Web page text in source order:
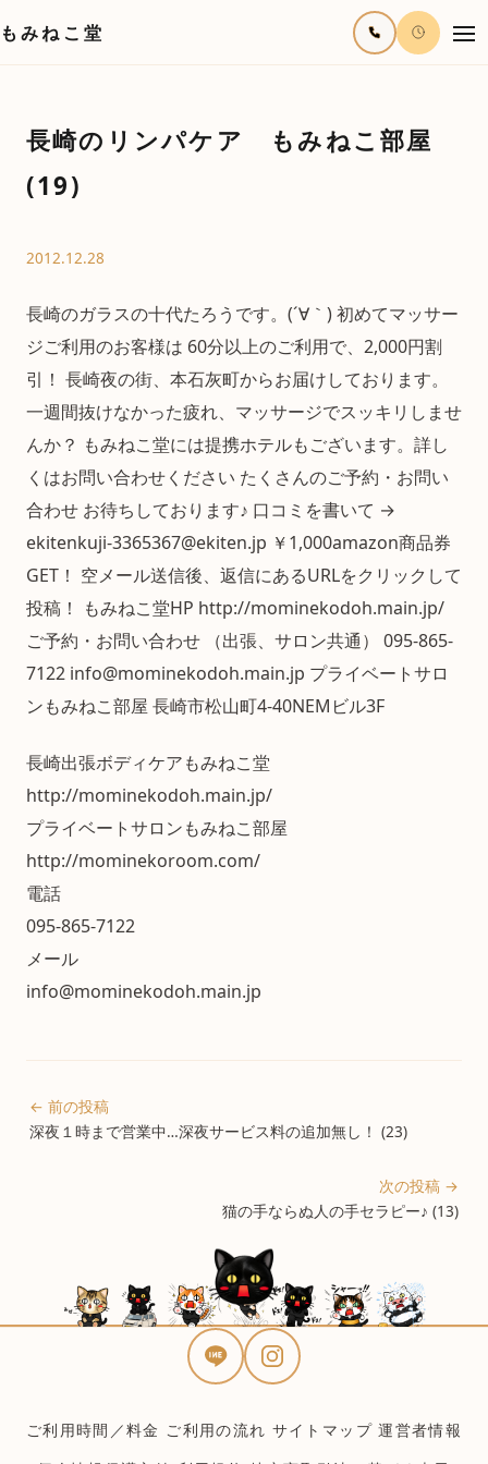
もみねこ堂
長崎のリンパケア もみねこ部屋
(19)
2012.12.28
長崎のガラスの十代たろうです。(´∀｀) 初めてマッサー
ジご利用のお客様は 60分以上のご利用で、2,000円割
引！ 長崎夜の街、本石灰町からお届けしております。
一週間抜けなかった疲れ、マッサージでスッキリしませ
んか？ もみねこ堂には提携ホテルもございます。詳し
くはお問い合わせください たくさんのご予約・お問い
合わせ お待ちしております♪ 口コミを書いて →
ekitenkuji-3365367@ekiten.jp ￥1,000amazon商品券
GET！ 空メール送信後、返信にあるURLをクリックして
投稿！ もみねこ堂HP http://mominekodoh.main.jp/
ご予約・お問い合わせ （出張、サロン共通） 095-865-
7122 info@mominekodoh.main.jp プライベートサロ
ンもみねこ部屋 長崎市松山町4-40NEMビル3F
長崎出張ボディケアもみねこ堂
http://mominekodoh.main.jp/
プライベートサロンもみねこ部屋
http://mominekoroom.com/
電話
095-865-7122
メール
info@mominekodoh.main.jp
← 前の投稿
深夜１時まで営業中…深夜サービス料の追加無し！ (23)
次の投稿 →
猫の手ならぬ人の手セラピー♪ (13)
ご利用時間／料金 ご利用の流れ サイトマップ 運営者情報